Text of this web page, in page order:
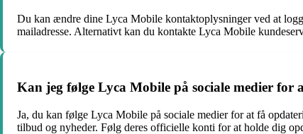
Du kan ændre dine Lyca Mobile kontaktoplysninger ved at
mailadresse. Alternativt kan du kontakte Lyca Mobile
Kan jeg følge Lyca Mobile på sociale medier for
Ja, du kan følge Lyca Mobile på sociale medier for at få
tilbud og nyheder. Følg deres officielle konti for at holde dig